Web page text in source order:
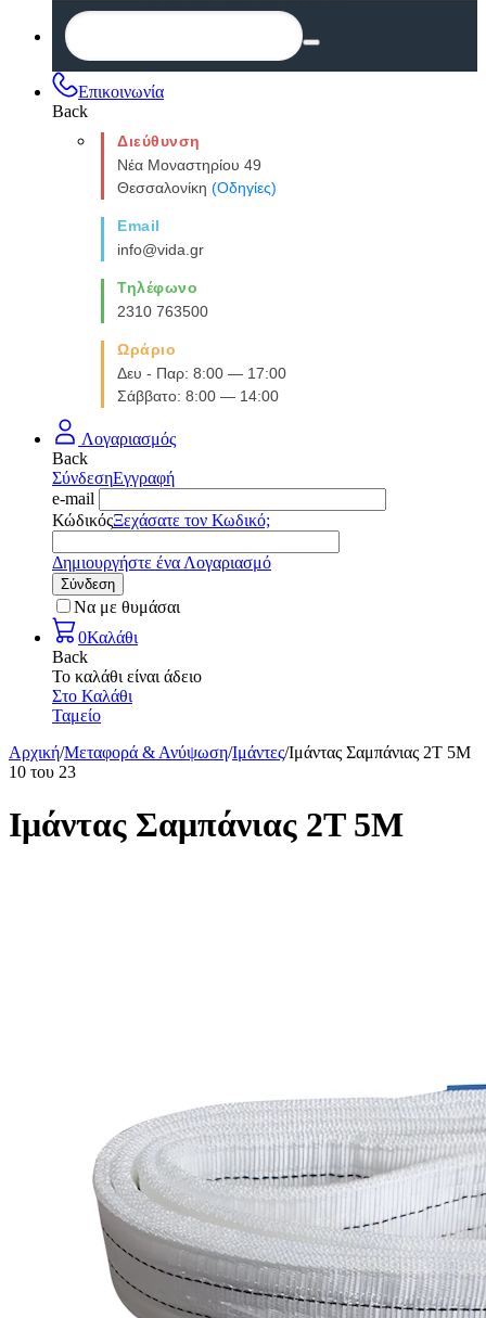
Επικοινωνία
Back
Διεύθυνση
Νέα Μοναστηρίου 49
Θεσσαλονίκη (Οδηγίες)
Email
info@vida.gr
Τηλέφωνο
2310 763500
Ωράριο
Δευ - Παρ: 8:00 — 17:00
Σάββατο: 8:00 — 14:00
Λογαριασμός
Back
ΣύνδεσηΕγγραφή
e-mail
ΚώδικόςΞεχάσατε τον Κωδικό;
Δημιουργήστε ένα Λογαριασμό
Σύνδεση
Να με θυμάσαι
0Καλάθι
Back
Το καλάθι είναι άδειο
Στο Καλάθι
Ταμείο
Αρχική/Μεταφορά & Ανύψωση/Ιμάντες/Ιμάντας Σαμπάνιας 2Τ 5Μ
10 του 23
Ιμάντας Σαμπάνιας 2Τ 5Μ